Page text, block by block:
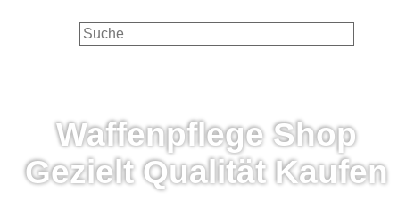
Waffenpflege Shop
Gezielt Qualität Kaufen